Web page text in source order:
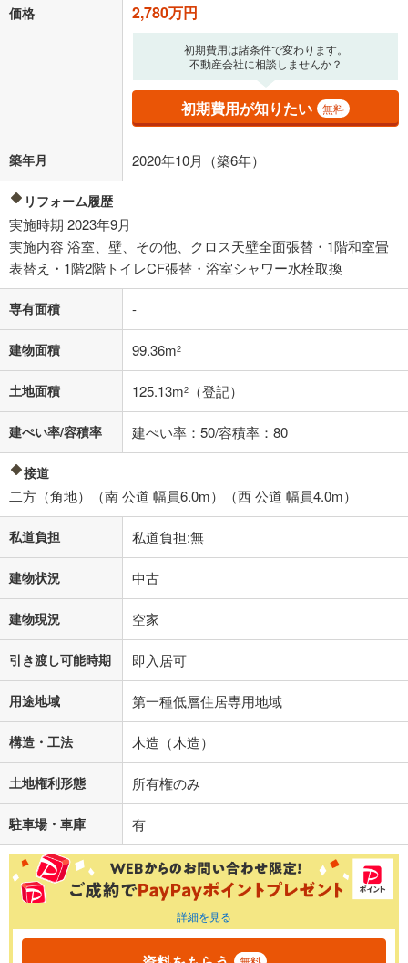
る値は、実際の金融機関等における貸出金利とは何ら関係がなく、実際
の金融機関等における貸出金利を何ら保証するものではありません。返
済方法「元利均等返済」にて算出しております。入力された金利を35年
適用した場合の計算結果を表示しています。
その他月額費用や、初期費用がかかります。ご注意ください。実際にお
借り入れの際は各金融機関等に、必ずご自身でご確認をお願いいたしま
条件によってお借り入れができないことがあります。
不動産会社に購入相談をする 無料
価格 2,780万円
初期費用は諸条件で変わります。
不動産会社に相談しませんか？
初期費用が知りたい 無料
築年月 2020年10月（築6年）
リフォーム履歴
実施時期 2023年9月
実施内容 浴室、壁、その他、クロス天壁全面張替・1階和室畳
表替え・1階2階トイレCF張替・浴室シャワー水栓取換
専有面積 -
建物面積 99.36m2
土地面積 125.13m2 （登記）
建ぺい率/容積率 建ぺい率：50/容積率：80
接道
二方（角地）（南 公道 幅員6.0m）（西 公道 幅員4.0m）
私道負担 私道負担:無
建物状況 中古
建物現況 空家
引き渡し可能時期 即入居可
用途地域 第一種低層住居専用地域
構造・工法 木造（木造）
土地権利形態 所有権のみ
駐車場・車庫 有
詳細を見る